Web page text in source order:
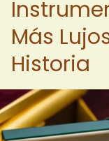
Más
Historia